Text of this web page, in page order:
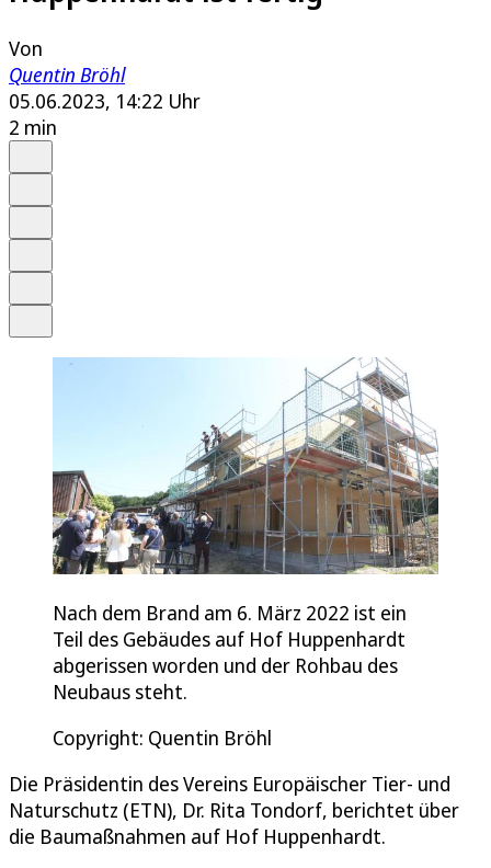
Von
Quentin Bröhl
05.06.2023, 14:22 Uhr
2 min
Nach dem Brand am 6. März 2022 ist ein
Teil des Gebäudes auf Hof Huppenhardt
abgerissen worden und der Rohbau des
Neubaus steht.
Copyright: Quentin Bröhl
Die Präsidentin des Vereins Europäischer Tier- und
Naturschutz (ETN), Dr. Rita Tondorf, berichtet über
die Baumaßnahmen auf Hof Huppenhardt.